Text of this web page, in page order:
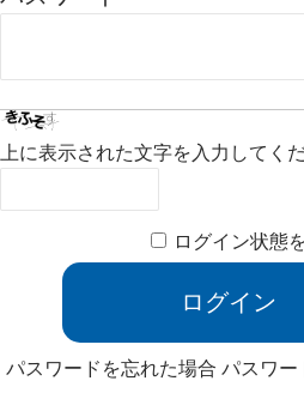
上に表示された文字を入力してくだ
ログイン状態
パスワードを忘れた場合パスワー